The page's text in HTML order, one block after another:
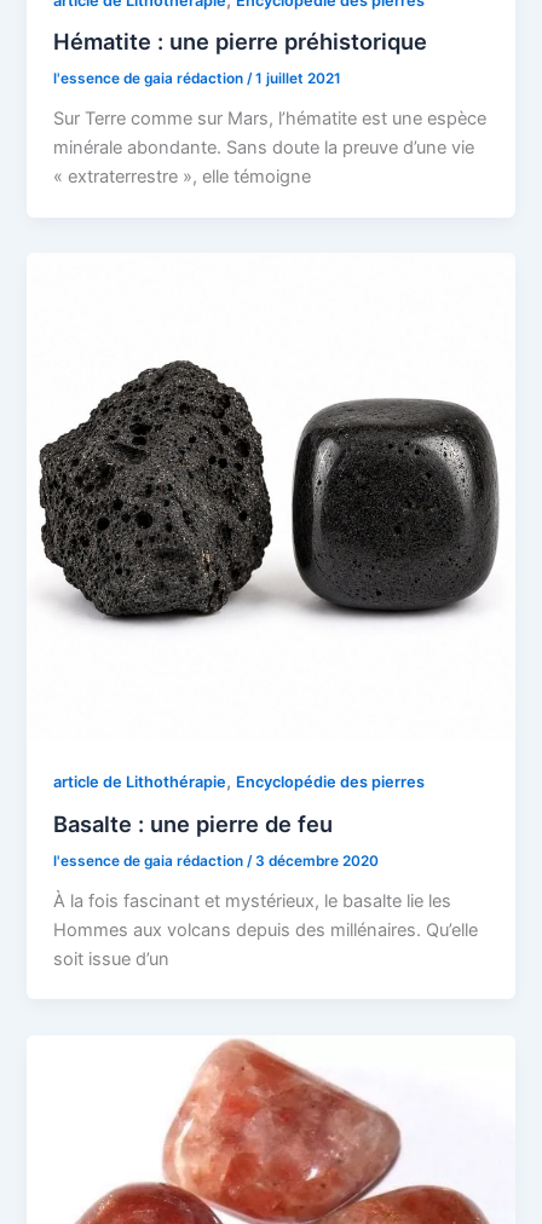
Hématite : une pierre préhistorique
l'essence de gaia rédaction/1 juillet 2021
Sur Terre comme sur Mars, l’hématite est une espèce
minérale abondante. Sans doute la preuve d’une vie
« extraterrestre », elle témoigne
article de Lithothérapie, Encyclopédie des pierres
Basalte : une pierre de feu
l'essence de gaia rédaction /3 décembre 2020
À la fois fascinant et mystérieux, le basalte lie les
Hommes aux volcans depuis des millénaires. Qu’elle
soit issue d’un